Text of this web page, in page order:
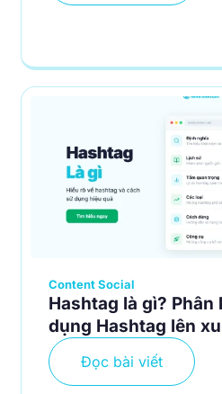
Content Social
Hashtag là gì?
dụng Hashtag lên
Đọc bài viết